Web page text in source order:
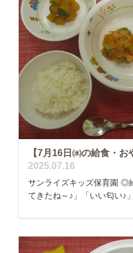
【7月16日㈬の給食・お
2025.07.16
サンライズキッズ保育園 ◎
てきたね～♪」「いい匂い♪